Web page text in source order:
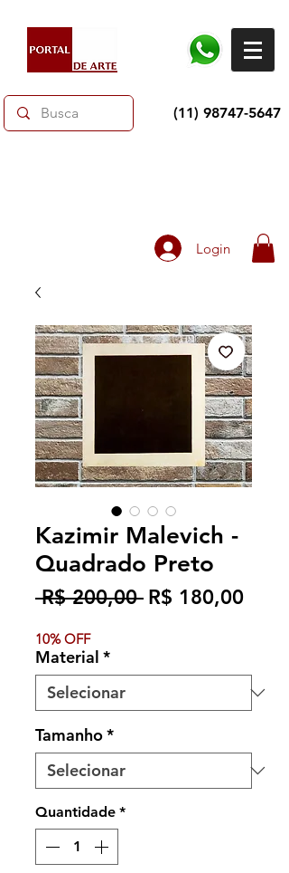
(11) 98747-5647
Login
Kazimir Malevich -
Quadrado Preto
R$ 200,00 Preço
R$ 180,00Preço
10% OFF
Material *
Tamanho*
Quantidade *